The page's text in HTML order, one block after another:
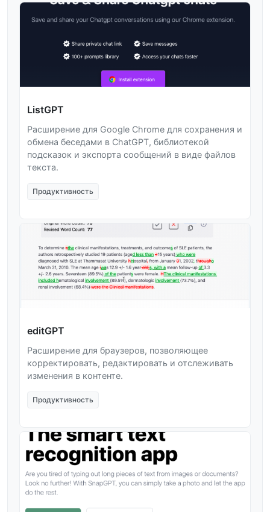
ListGPT
Расширение для Google Chrome для сохранения и
обмена беседами в ChatGPT, библиотекой
подсказок и экспорта сообщений в виде файлов
текста.
Продуктивность
editGPT
Расширение для браузеров, позволяющее
корректировать, редактировать и отслеживать
изменения в контенте.
Продуктивность